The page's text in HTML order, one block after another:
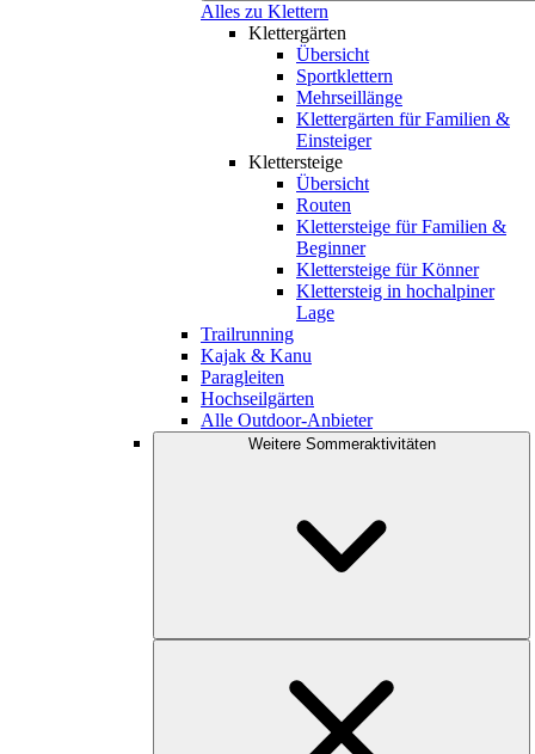
Alles zu Klettern
Klettergärten
Übersicht
Sportklettern
Mehrseillänge
Klettergärten für Familien &
Einsteiger
Klettersteige
Übersicht
Routen
Klettersteige für Familien &
Beginner
Klettersteige für Könner
Klettersteig in hochalpiner
Lage
Trailrunning
Kajak & Kanu
Paragleiten
Hochseilgärten
Alle Outdoor-Anbieter
Weitere Sommeraktivitäten